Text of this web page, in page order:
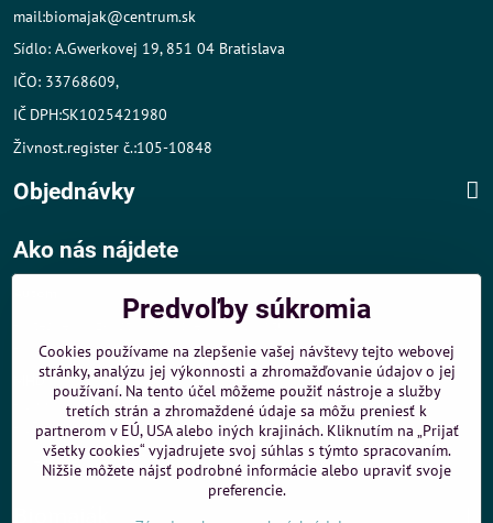
mail:biomajak@centrum.sk
Sídlo: A.Gwerkovej 19, 851 04 Bratislava
IČO: 33768609,
IČ DPH:SK1025421980
Živnost.register č.:105-10848
Objednávky
Ako nás nájdete
- v tesnej blízkosti diaľničného obchvatu
- dobré parkovacie možnosti 40 m od predajne
MHD:
- 200 m od zastávky MHD Záporožská - autobusy č. 80 a 88
- 250 m od zastávky MHD ŽST Petržalka - autobus 99
Sme umiestnení uShopMania- Internetové nákupy
Predvoľby súkromia
Cookies používame na zlepšenie vašej návštevy tejto webovej
stránky, analýzu jej výkonnosti a zhromažďovanie údajov o jej
používaní. Na tento účel môžeme použiť nástroje a služby
tretích strán a zhromaždené údaje sa môžu preniesť k
partnerom v EÚ, USA alebo iných krajinách. Kliknutím na „Prijať
všetky cookies“ vyjadrujete svoj súhlas s týmto spracovaním.
Nižšie môžete nájsť podrobné informácie alebo upraviť svoje
preferencie.